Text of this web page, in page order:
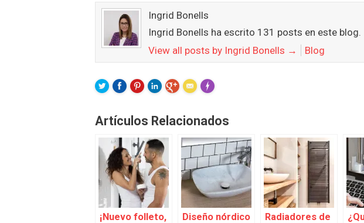
Ingrid Bonells
Ingrid Bonells ha escrito 131 posts en este blog.
View all posts by Ingrid Bonells → Blog
Made with
Artículos Relacionados
¡Nuevo folleto,
Diseño nórdico
Radiadores de